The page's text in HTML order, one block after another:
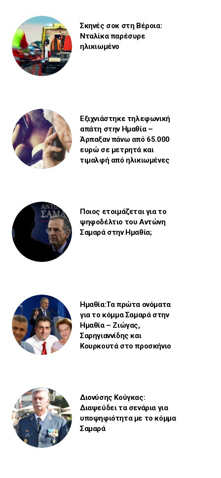
Σκηνές σοκ στη Βέροια:
Νταλίκα παρέσυρε
ηλικιωμένο
Εξιχνιάστηκε τηλεφωνική
απάτη στην Ημαθία –
Άρπαξαν πάνω από 65.000
ευρώ σε μετρητά και
τιμαλφή από ηλικιωμένες
Ποιος ετοιμάζεται για το
ψηφοδέλτιο του Αντώνη
Σαμαρά στην Ημαθία;
Ημαθία:Τα πρώτα ονόματα
για το κόμμα Σαμαρά στην
Ημαθία – Ζιώγας,
Σαρηγιαννίδης και
Κουρκουτά στο προσκήνιο
Διονύσης Κούγκας:
Διαψεύδει τα σενάρια για
υποψηφιότητα με το κόμμα
Σαμαρά